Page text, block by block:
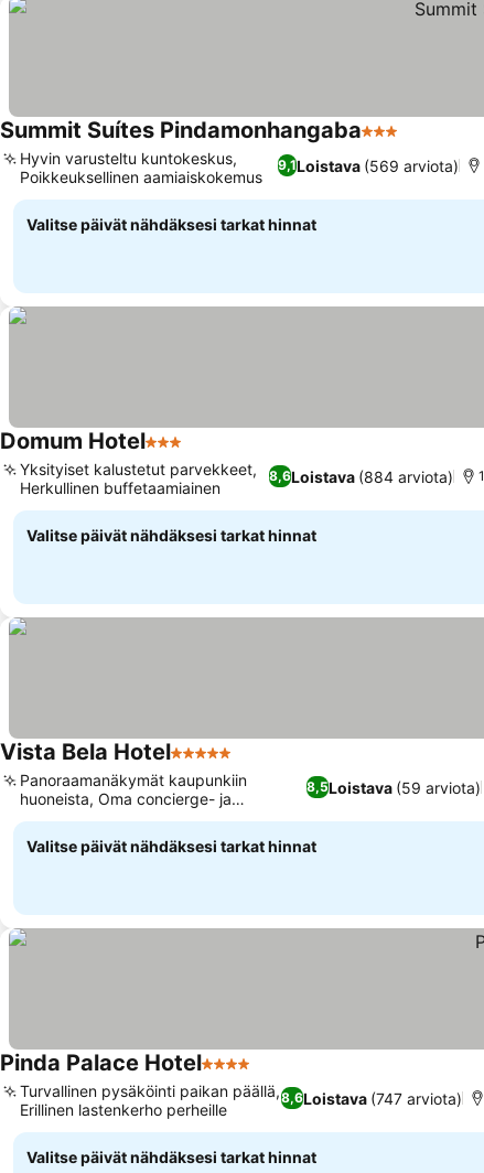
Summit Suítes Pindamonhangaba3 Tähtiluokitus
9,1Loistava (569 arviota)
Hyvin varusteltu kuntokeskus,
Poikkeuksellinen aamiaiskokemus
Valitse päivät nähdäksesi tarkat hinnat
Domum Hotel3 Tähtiluokitus
8,6Loistava (884 arviota)
Yksityiset kalustetut parvekkeet,
Herkullinen buffetaamiainen
Valitse päivät nähdäksesi tarkat hinnat
Vista Bela Hotel5 Tähtiluokitus
8,5Loistava (59 arviota)
Panoraamanäkymät kaupunkiin
huoneista, Oma concierge- ja
retkipalvelu
Valitse päivät nähdäksesi tarkat hinnat
Pinda Palace Hotel4 Tähtiluokitus
8,6Loistava (747 arviota)
Turvallinen pysäköinti paikan päällä,
Erillinen lastenkerho perheille
Valitse päivät nähdäksesi tarkat hinnat